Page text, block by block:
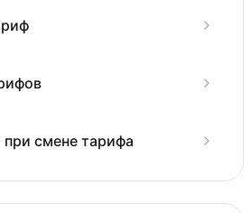
смене тарифа